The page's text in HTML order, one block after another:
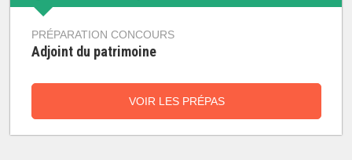
PRÉPARATION CONCOURS
Adjoint du patrimoine
VOIR LES PRÉPAS